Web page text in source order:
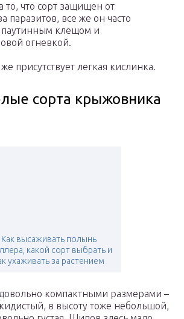
то, что сорт защищен от
паразитов, все же он часто
паутинным клещом и
огневкой.
присутствует легкая кислинка.
сорта крыжовника
Как высаживать полынь
какой сорт выбрать и
ухаживать за растением
довольно компактными размерами –
в высоту тоже небольшой,